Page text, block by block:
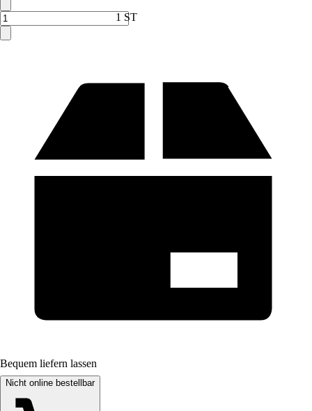
1 ST
Bequem liefern lassen
Nicht online bestellbar